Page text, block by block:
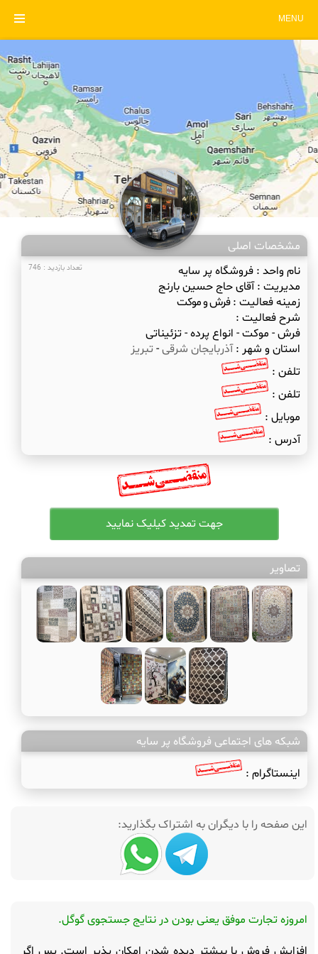
MENU
مشخصات اصلی
تعداد بازدید : 746 نام واحد :فروشگاه پر سایه
مدیریت :آقای حاج حسین بارنج
زمینه فعالیت :فرش و موکت
شرح فعالیت :
فرش - موکت - انواع پرده - تزئیناتی
استان و شهر :آذربایجان شرقی- تبریز
تلفن :
تلفن :
موبایل :
آدرس :
تصاویر
شبکه های اجتماعی فروشگاه پر سایه
اینستاگرام :
این صفحه را با دیگران به اشتراک بگذارید:
امروزه تجارت موفق یعنی بودن در نتایج جستجوی گوگل.